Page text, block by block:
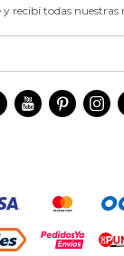
y recibí todas nuestras
  